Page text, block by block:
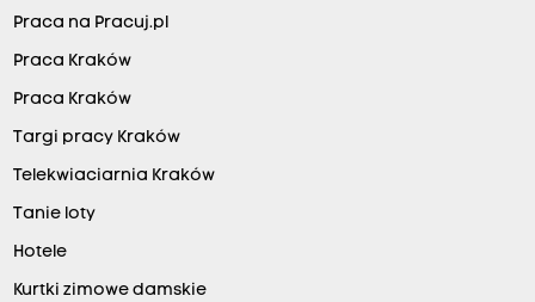
Praca na Pracuj.pl
Praca Kraków
Praca Kraków
Targi pracy Kraków
Telekwiaciarnia Kraków
Tanie loty
Hotele
Kurtki zimowe damskie